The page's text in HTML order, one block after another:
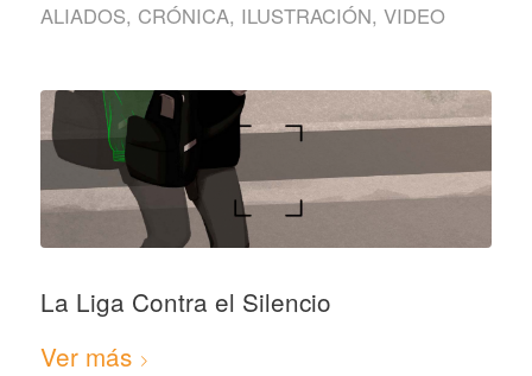
ALIADOS, CRÓNICA, ILUSTRACIÓN, VIDEO
La Liga Contra el Silencio
Ver más